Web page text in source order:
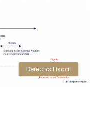
Derecho Fiscal